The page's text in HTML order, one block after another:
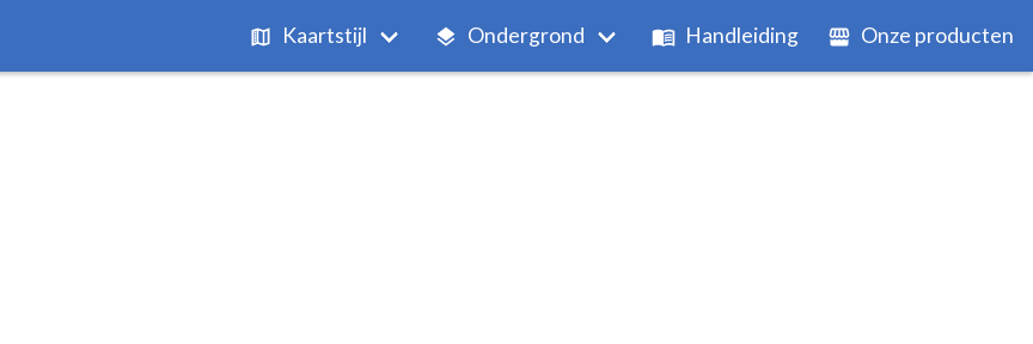
Kaartstijl Ondergrond Handleiding Onze producten